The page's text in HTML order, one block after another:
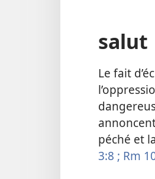
salut
Le fait
péché et
3:8 ; Rm